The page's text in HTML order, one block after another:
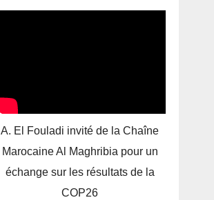
A. El Fouladi invité de la Chaîne
Marocaine Al Maghribia pour un
échange sur les résultats de la
COP26